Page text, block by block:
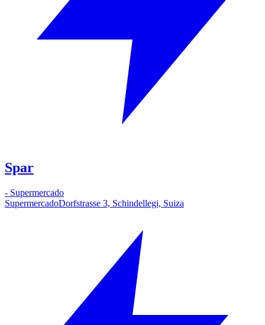
Spar
- Supermercado
SupermercadoDorfstrasse 3, Schindellegi, Suiza